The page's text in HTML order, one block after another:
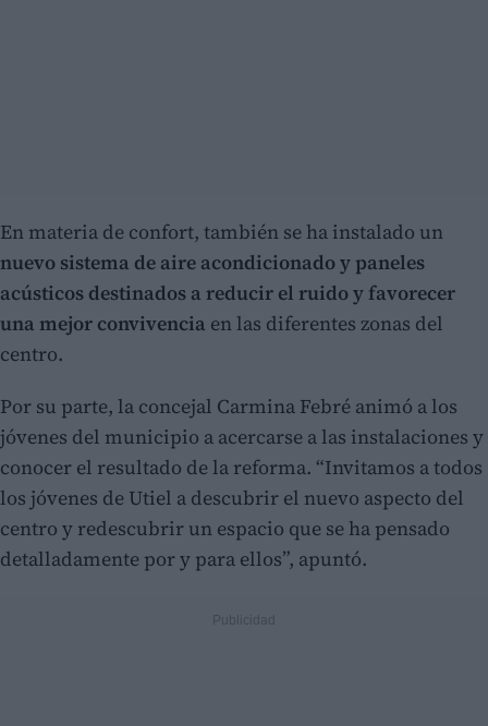
En materia de confort, también se ha instalado un
nuevo sistema de aire acondicionado y paneles
acústicos destinados a reducir el ruido y favorecer
una mejor convivencia en las diferentes zonas del
centro.
Por su parte, la concejal Carmina Febré animó a los
jóvenes del municipio a acercarse a las instalaciones y
conocer el resultado de la reforma. “Invitamos a todos
los jóvenes de Utiel a descubrir el nuevo aspecto del
centro y redescubrir un espacio que se ha pensado
detalladamente por y para ellos”, apuntó.